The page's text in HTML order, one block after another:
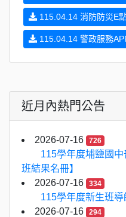
115.04.14 消防防災E
115.04.14 警政服務
近月內熱門公告
2026-07-16 726
115學年度埔鹽國
班結果名冊】
2026-07-16
334
115學年度新生班
2026-07-16
294